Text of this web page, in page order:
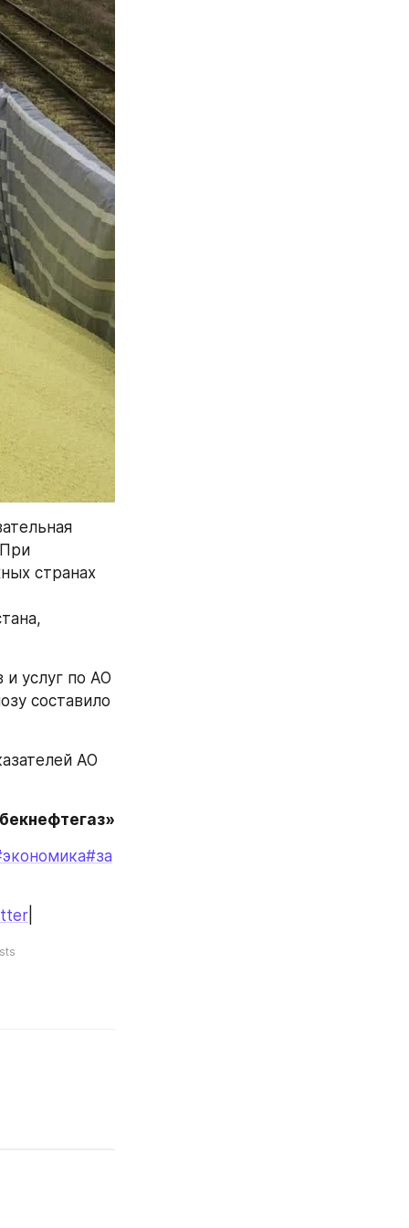
странах
и услуг по АО
составило
АО
#за